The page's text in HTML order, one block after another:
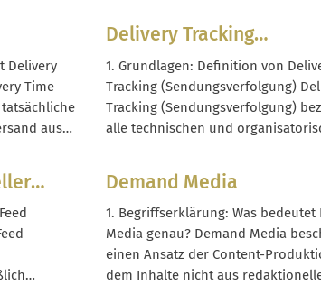
internen
hinein,
Tags,
von Google oder anderen
entfernt wird. Die Seite existiert
dem Server, ist aber nicht mehr
organische Suche auffindbar. Für
ist...
Delivery
Time
aus
KPI,
Delivery Tracking
(Sendungsverfolgung)
1. Grundlagen: Definition von
Tracking (Sendungsverfolgung)
Tracking (Sendungsverfolgung)
alle technischen und
nach Versandstart digital erfasst
Absender und Empfänger sichtbar
wird. Typischerweise werden
durch den Versanddienstleister
Tracking-System übermittelt und
einer...
Demand Media
1. Begriffserklärung: Was bedeutet
Media genau? Demand Media
einen Ansatz der Content-
dem Inhalte nicht aus